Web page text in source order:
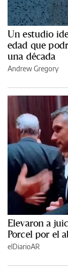
Un estudio
edad que
una década
Andrew Gregory
Elevaron a
Porcel por el
elDiarioAR